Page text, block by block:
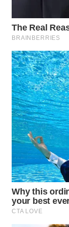
TAPANULI
UTARA
WN
SAMOSIR
WN
PADANG
LAWAS
WN
SUMEDANG
WN
CIANJUR